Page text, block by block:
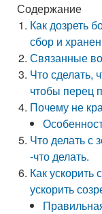
Содержание
Как дозреть
сбор и
Связанные
Что сделать,
чтобы перец
Почему не
Что делать
-что делать.
Как
ускорить